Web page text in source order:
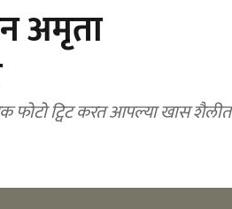
अमृता
फोटो ट्विट करत आपल्या खास शैलीत